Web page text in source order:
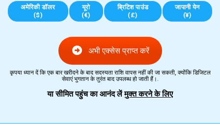
अमेरिकी डॉलर
($)
यूरो
(€)
ब्रिटिश पाउंड
(£)
जापानी येन
(¥)
अभी एक्सेस प्राप्त करें
कृपया ध्यान दें कि एक बार खरीदने के बाद सदस्यता राशि वापस नहीं की जा सकती, क्योंकि डिजिटल
सेवाएं भुगतान के तुरंत बाद उपलब्ध हो जाती हैं।.
या सीमित पहुंच का आनंद लेंमुक्त करने के लिए